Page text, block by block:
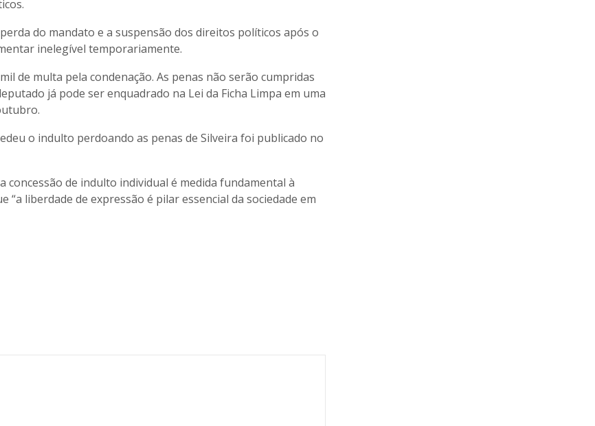
do mandato e a suspensão dos direitos políticos após o
inelegível temporariamente.
de multa pela condenação. As penas não serão cumpridas
já pode ser enquadrado na Lei da Ficha Limpa em uma
o indulto perdoando as penas de Silveira foi publicado no
de indulto individual é medida fundamental à
“a liberdade de expressão é pilar essencial da sociedade em